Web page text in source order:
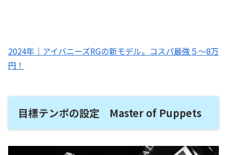
2024年｜アイバニーズRGの新モデル。コスパ最強５～8万
円！
目標テンポの設定 Master of Puppets